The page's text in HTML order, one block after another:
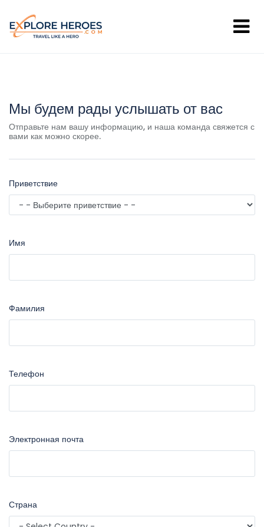
Мы будем рады услышать от вас
Отправьте нам вашу информацию, и наша команда свяжется с
вами как можно скорее.
Приветствие
Имя
Фамилия
Телефон
Электронная почта
Страна